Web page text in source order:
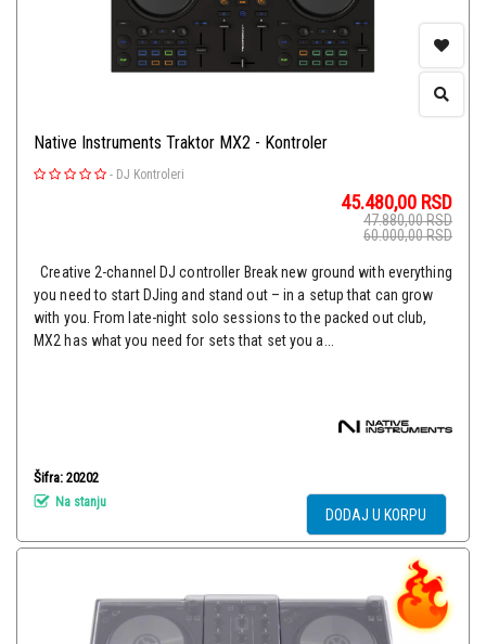
Native Instruments Traktor MX2 - Kontroler
- DJ Kontroleri
45.480,00 RSD
47.880,00RSD
60.000,00RSD
Creative 2-channel DJ controller Break new ground with everything
you need to start DJing and stand out – in a setup that can grow
with you. From late-night solo sessions to the packed out club,
MX2 has what you need for sets that set you a...
Šifra: 20202
Na stanju
DODAJ U KORPU